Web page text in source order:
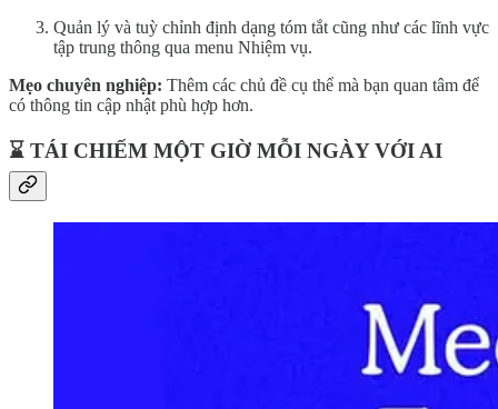
Quản lý và tuỳ chỉnh định dạng tóm tắt cũng như các lĩnh vực
tập trung thông qua menu Nhiệm vụ.
Mẹo chuyên nghiệp: Thêm các chủ đề cụ thể mà bạn quan tâm để
có thông tin cập nhật phù hợp hơn.
⌛ TÁI CHIẾM MỘT GIỜ MỖI NGÀY VỚI AI